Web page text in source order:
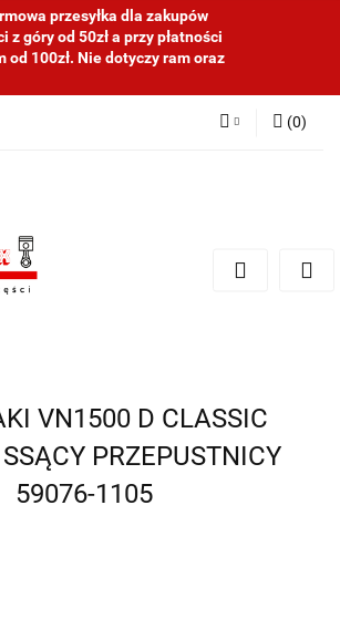
przesyłka dla zakupów
z góry od 50zł a przy płatności
od 100zł. Nie dotyczy ram oraz
(0)
VN1500 D CLASSIC
PRZEPUSTNICY
59076-1105